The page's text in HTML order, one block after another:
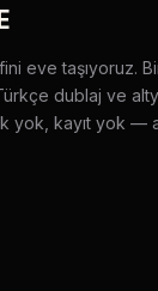
eve taşıyoruz.
dublaj ve
yok, kayıt yok —